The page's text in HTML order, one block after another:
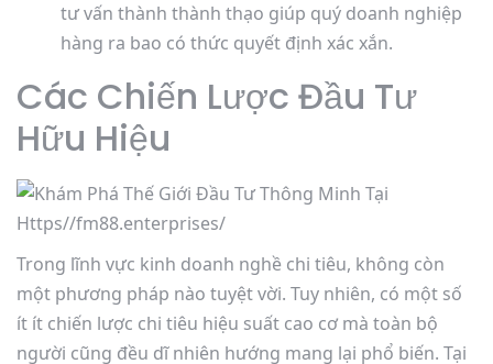
tư vấn thành thành thạo giúp quý doanh nghiệp
hàng ra bao có thức quyết định xác xắn.
Các Chiến Lược Đầu Tư
Hữu Hiệu
Trong lĩnh vực kinh doanh nghề chi tiêu, không còn
một phương pháp nào tuyệt vời. Tuy nhiên, có một số
ít ít chiến lược chi tiêu hiệu suất cao cơ mà toàn bộ
người cũng đều dĩ nhiên hướng mang lại phổ biến. Tại